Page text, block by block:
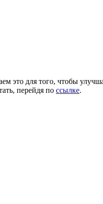
для того, чтобы
перейдя по ссылке.